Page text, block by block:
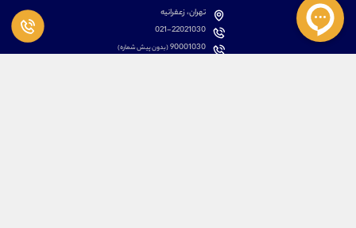
تهران، زعفرانیه
021-22021030
90001030(بدون پیش شماره)